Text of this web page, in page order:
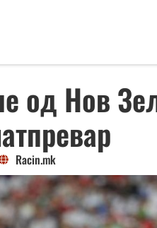
од Нов
Racin.mk